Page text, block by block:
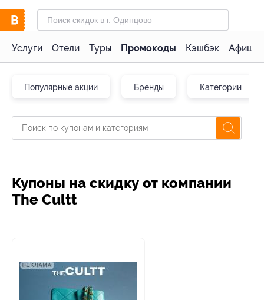
Услуги Отели Туры Промокоды Кэшбэк Афиша
Популярные акции Бренды Категории
Купоны на скидку от компании
The Cultt